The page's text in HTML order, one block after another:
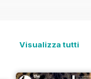
Visualizza tutti